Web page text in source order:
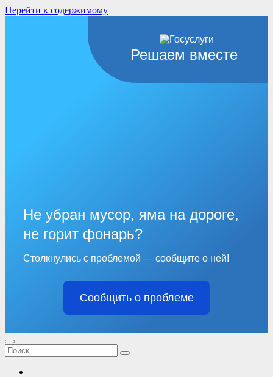
Перейти к содержимому
Решаем вместе
Не убран мусор, яма на дороге,
не горит фонарь?
Столкнулись с проблемой — сообщите о ней!
Сообщить о проблеме